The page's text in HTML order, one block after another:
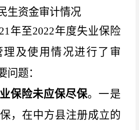
生资金审计情况
年至2022年度失业保险
理及使用情况进行了审
问题：
业保险未应保尽保。一是
，在中方县注册成立的